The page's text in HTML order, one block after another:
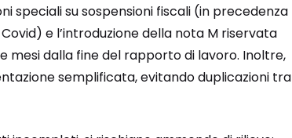
speciali su sospensioni fiscali (in precedenza
e l’introduzione della nota M riservata
mesi dalla fine del rapporto di lavoro. Inoltre,
semplificata, evitando duplicazioni tra